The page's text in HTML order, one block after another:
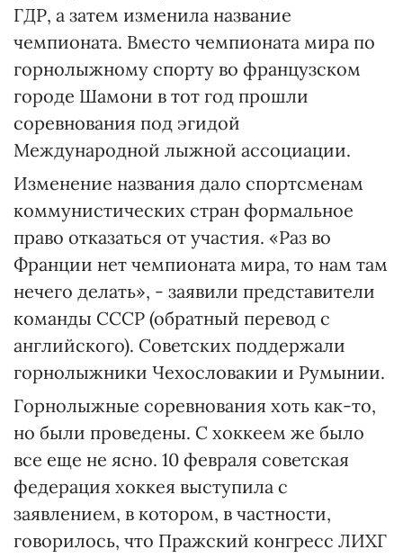
ГДР, а затем изменила название
чемпионата. Вместо чемпионата мира по
горнолыжному спорту во французском
городе Шамони в тот год прошли
соревнования под эгидой
Международной лыжной ассоциации.
Изменение названия дало спортсменам
коммунистических стран формальное
право отказаться от участия. «Раз во
Франции нет чемпионата мира, то нам там
нечего делать», - заявили представители
команды СССР (обратный перевод с
английского). Советских поддержали
горнолыжники Чехословакии и Румынии.
Горнолыжные соревнования хоть как-то,
но были проведены. С хоккеем же было
все еще не ясно. 10 февраля советская
федерация хоккея выступила с
заявлением, в котором, в частности,
говорилось, что Пражский конгресс ЛИХГ